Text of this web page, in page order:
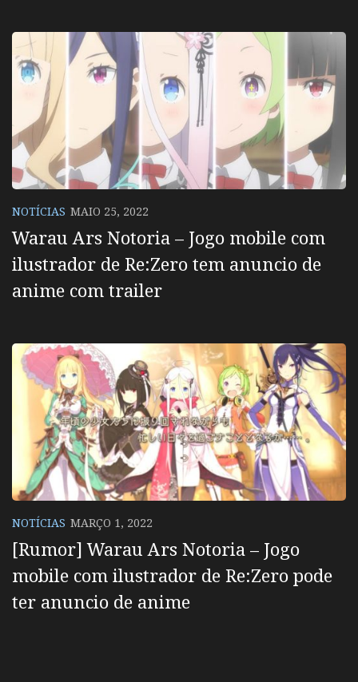
NOTÍCIAS MAIO 25, 2022
Warau Ars Notoria – Jogo mobile com
ilustrador de Re:Zero tem anuncio de
anime com trailer
NOTÍCIAS MARÇO 1, 2022
[Rumor] Warau Ars Notoria – Jogo
mobile com ilustrador de Re:Zero pode
ter anuncio de anime